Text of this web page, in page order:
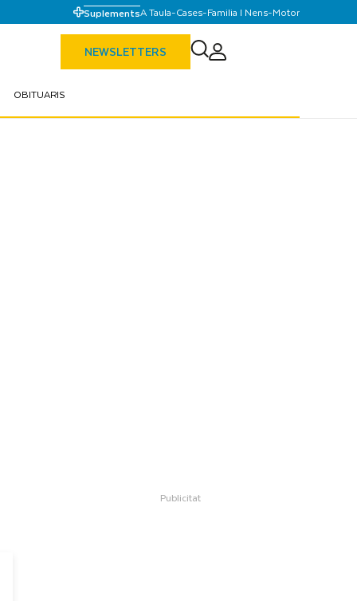
SuplementsA Taula-Cases-Familia I Nens-Motor
NEWSLETTERS
OBITUARIS